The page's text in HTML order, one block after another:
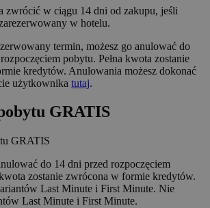
zwrócić w ciągu 14 dni od zakupu, jeśli
w hotelu.
termin, możesz go anulować do
pobytu. Pełna kwota zostanie
kredytów. Anulowania możesz dokonać
użytkownika tutaj.
GRATIS
GRATIS
do 14 dni przed rozpoczęciem
zostanie zwrócona w formie kredytów.
Last Minute i First Minute. Nie
Last Minute i First Minute.